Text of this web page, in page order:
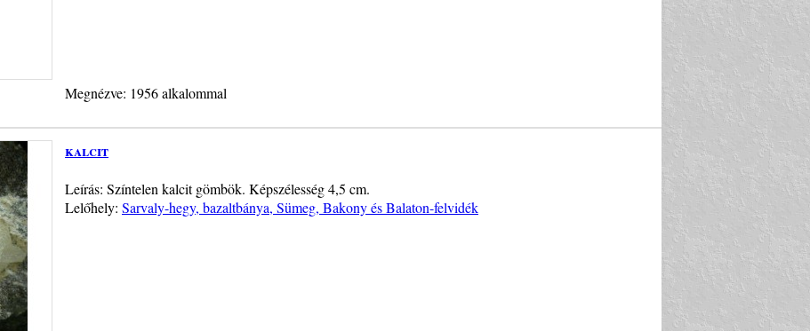
Megnézve: 1956 alkalommal
kalcit
Leírás: Színtelen kalcit gömbök. Képszélesség 4,5 cm.
Lelőhely: Sarvaly-hegy, bazaltbánya, Sümeg, Bakony és Balaton-felvidék